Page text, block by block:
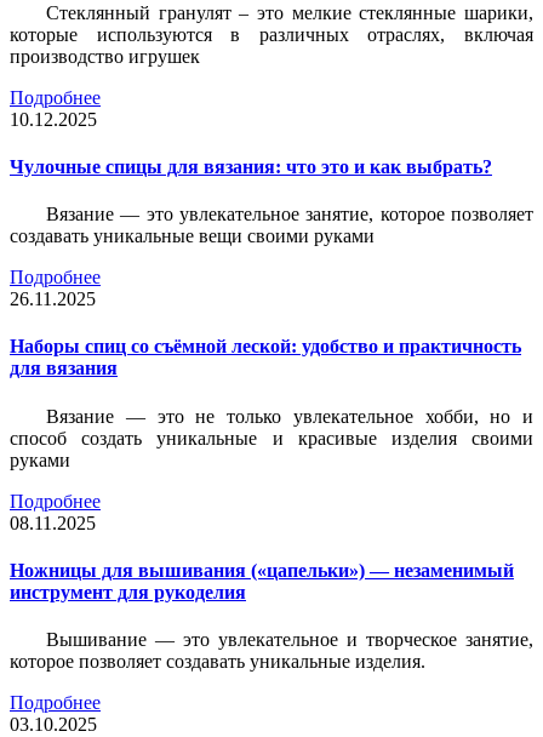
Стеклянный гранулят – это мелкие стеклянные шарики,
которые используются в различных отраслях, включая
производство игрушек
Подробнее
10.12.2025
Чулочные спицы для вязания: что это и как выбрать?
Вязание — это увлекательное занятие, которое позволяет
создавать уникальные вещи своими руками
Подробнее
26.11.2025
Наборы спиц со съёмной леской: удобство и практичность
для вязания
Вязание — это не только увлекательное хобби, но и
способ создать уникальные и красивые изделия своими
руками
Подробнее
08.11.2025
Ножницы для вышивания («цапельки») — незаменимый
инструмент для рукоделия
Вышивание — это увлекательное и творческое занятие,
которое позволяет создавать уникальные изделия.
Подробнее
03.10.2025